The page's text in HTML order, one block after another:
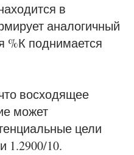
в
аналогичный
%К поднимается
восходящее
может
цели
1.2900/10.